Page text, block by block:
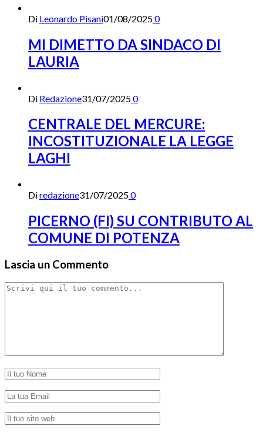
Di Leonardo Pisani01/08/20250
MI DIMETTO DA SINDACO DI
LAURIA
Di Redazione31/07/20250
CENTRALE DEL MERCURE:
INCOSTITUZIONALE LA LEGGE
LAGHI
Diredazione31/07/20250
PICERNO (FI) SU CONTRIBUTO AL
COMUNE DI POTENZA
Lascia un Commento